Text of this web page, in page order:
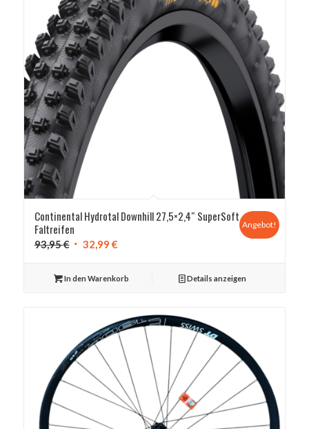
Continental Hydrotal Downhill 27,5×2,4″ SuperSoft
Faltreifen
93,95€ Ursprünglicher
war:
32,99 €Aktueller
ist:
Angebot!
In den Warenkorb Details anzeigen